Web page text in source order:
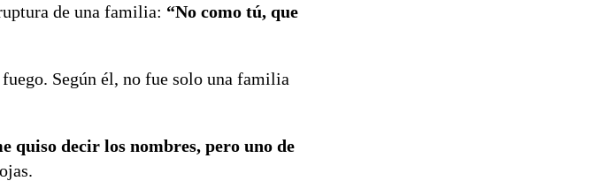
de una familia: “No como tú, que
Según él, no fue solo una familia
quiso decir los nombres, pero uno de